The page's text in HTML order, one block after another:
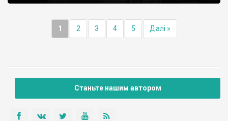
1 2 3 4 5 Далі »
Станьте нашим автором